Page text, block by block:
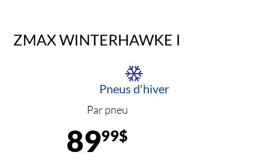
ZMAX WINTERHAWKE I
Pneus d'hiver
Par pneu
8999$